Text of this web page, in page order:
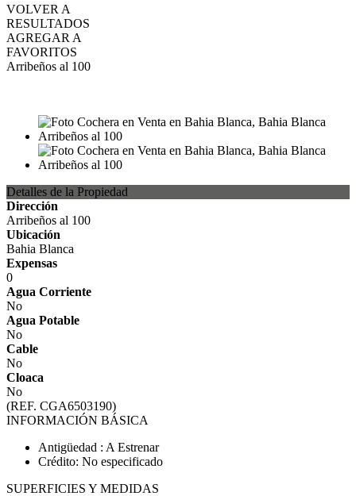
VOLVER A
RESULTADOS
AGREGAR A
FAVORITOS
Arribeños al 100
Detalles de la Propiedad
Dirección
Arribeños al 100
Ubicación
Bahia Blanca
Expensas
0
Agua Corriente
No
Agua Potable
No
Cable
No
Cloaca
No
(REF. CGA6503190)
INFORMACIÓN BÁSICA
Antigüedad : A Estrenar
Crédito: No especificado
SUPERFICIES Y MEDIDAS